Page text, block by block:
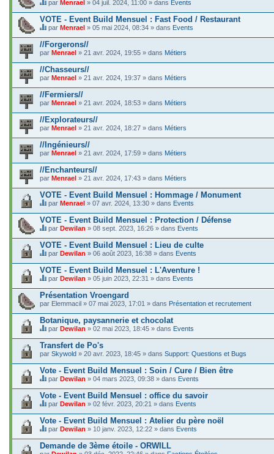
s
o
n
d
a
g
e
n
t
u
n
s
o
n
d
a
g
e
i
e
n
t
u
n
o
n
d
a
g
e
u
j
e
o
t
i
e
n
t
u
n
o
n
d
a
g
e
C
e
s
u
j
e
t
o
n
t
i
e
n
t
u
n
o
n
d
a
g
e
par Menrael » 04 juil. 2024, 11:00 » dans Events
VOTE - Event Build Mensuel : Fast Food / Restaurant
C
e
s
u
j
e
t
o
t
i
e
n
t
u
n
o
n
d
a
g
e
par Menrael » 05 mai 2024, 08:34 » dans Events
//Forgerons//
par Menrael » 21 avr. 2024, 19:55 » dans Métiers
//Chasseurs//
par Menrael » 21 avr. 2024, 19:37 » dans Métiers
//Fermiers//
par Menrael » 21 avr. 2024, 18:53 » dans Métiers
//Explorateurs//
par Menrael » 21 avr. 2024, 18:27 » dans Métiers
//Ingénieurs//
par Menrael » 21 avr. 2024, 17:59 » dans Métiers
//Enchanteurs//
par Menrael » 21 avr. 2024, 17:43 » dans Métiers
VOTE - Event Build Mensuel : Hommage / Monument
C
e
s
u
j
e
o
n
i
e
n
t
u
n
s
o
n
d
a
g
e
par Menrael » 07 avr. 2024, 13:30 » dans Events
VOTE - Event Build Mensuel : Protection / Défense
C
e
s
u
j
e
o
n
t
i
e
n
t
u
n
o
n
d
a
g
e
par Dewilan » 08 sept. 2023, 16:26 » dans Events
VOTE - Event Build Mensuel : Lieu de culte
C
e
s
u
j
e
t
o
n
i
e
n
t
u
n
s
o
n
d
a
g
e
par Dewilan » 06 août 2023, 16:38 » dans Events
VOTE - Event Build Mensuel : L'Aventure !
C
e
s
u
j
e
o
n
t
i
e
n
t
u
n
s
o
n
d
a
g
par Dewilan » 05 juin 2023, 22:31 » dans Events
Présentation Vroengard
par Elemmacil » 07 mai 2023, 17:01 » dans Présentation et recrutement
Botanique, paysannerie et chocolat
C
e
s
u
j
e
o
n
i
e
n
t
u
n
par Dewilan » 02 mai 2023, 18:45 » dans Events
Transfert de Po's
par Skywold » 20 avr. 2023, 18:45 » dans Support: Questions et Bugs
Vote - Event Build Mensuel : Soin / Cure / Bien être
C
e
s
u
j
e
o
n
par Dewilan » 04 mars 2023, 09:38 » dans Events
Vote - Event Build Mensuel : office du savoir
C
s
u
j
e
par Dewilan » 02 févr. 2023, 20:21 » dans Events
Vote - Event Build Mensuel : Atelier du père noël
C
e
s
par Dewilan » 10 janv. 2023, 12:22 » dans Events
Demande de 3ème étoile - ORWILL